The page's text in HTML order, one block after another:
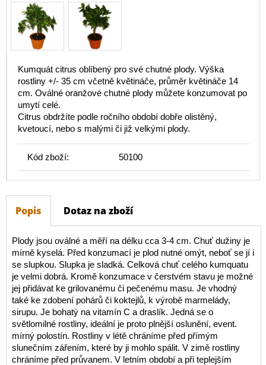
Kumquát citrus oblíbený pro své chutné plody. Výška
rostliny +/- 35 cm včetně květináče, průměr květináče 14
cm. Oválné oranžové chutné plody můžete konzumovat po
umytí celé.
Citrus obdržíte podle ročního období dobře olistěný,
kvetoucí, nebo s malými či již velkými plody.
Kód zboží: 50100
Popis Dotaz na zboží
Plody jsou oválné a měří na délku cca 3-4 cm. Chuť dužiny je
mírně kyselá. Před konzumací je plod nutné omýt, neboť se jí i
se slupkou. Slupka je sladká. Celková chuť celého kumquatu
je velmi dobrá. Kromě konzumace v čerstvém stavu je možné
jej přidávat ke grilovanému či pečenému masu. Je vhodný
také ke zdobení pohárů či koktejlů, k výrobě marmelády,
sirupu. Je bohatý na vitamín C a draslík. Jedná se o
světlomilné rostliny, ideální je proto plnější oslunění, event.
mírný polostín. Rostliny v létě chráníme před přímým
slunečním zářením, které by ji mohlo spálit. V zimě rostliny
chráníme před průvanem. V letním období a při teplejším